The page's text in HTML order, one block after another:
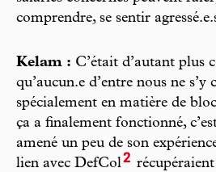
comprendre, se sentir
Kelam : C’était d’autant plus
qu’aucun.e d’entre nous ne s’y
spécialement en matière de
ça a finalement fonctionné,
amené un peu de son
lien avec DefCol2